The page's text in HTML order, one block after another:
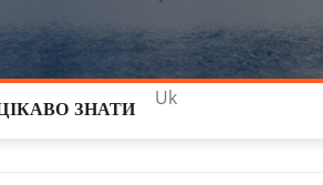
ЗНАТИ
Uk